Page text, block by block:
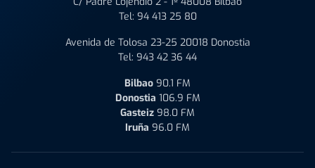
Tel: 94 413 25 80
Avenida de Tolosa 23-25 20018 Donostia
Tel: 943 42 36 44
Bilbao 90.1 FM
Donostia 106.9 FM
Gasteiz 98.0 FM
Iruña 96.0 FM